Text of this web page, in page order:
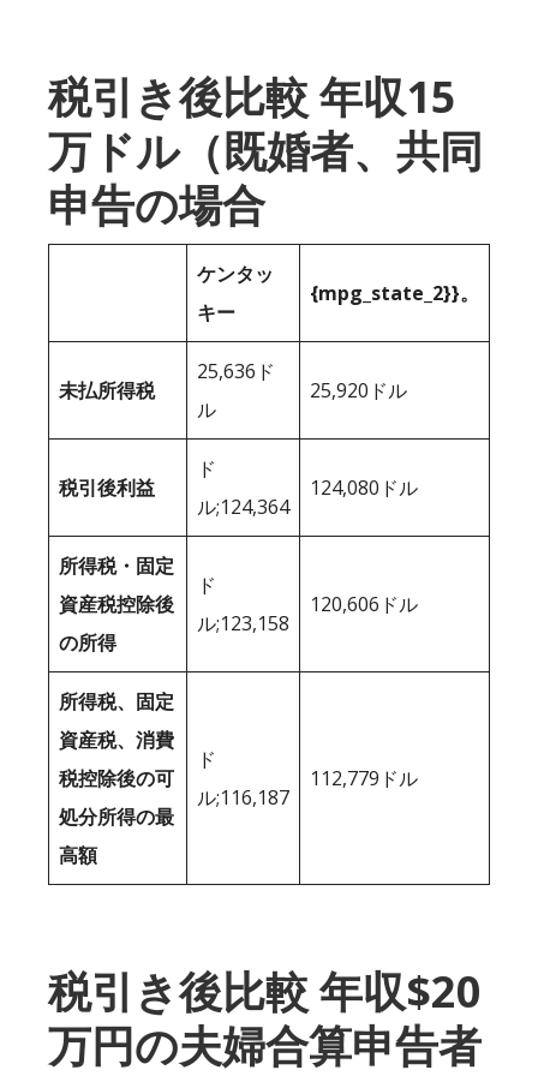
税引き後比較 年収15
万ドル（既婚者、共同
申告の場合
ケンタッ
キー
{mpg_state_2}}。
未払所得税
25,636ド
ル
25,920ドル
税引後利益
ド
ル;124,364
124,080ドル
所得税・固定
資産税控除後
の所得
ド
ル;123,158
120,606ドル
所得税、固定
資産税、消費
税控除後の可
処分所得の最
高額
ド
ル;116,187
112,779ドル
税引き後比較 年収$20
万円の夫婦合算申告者